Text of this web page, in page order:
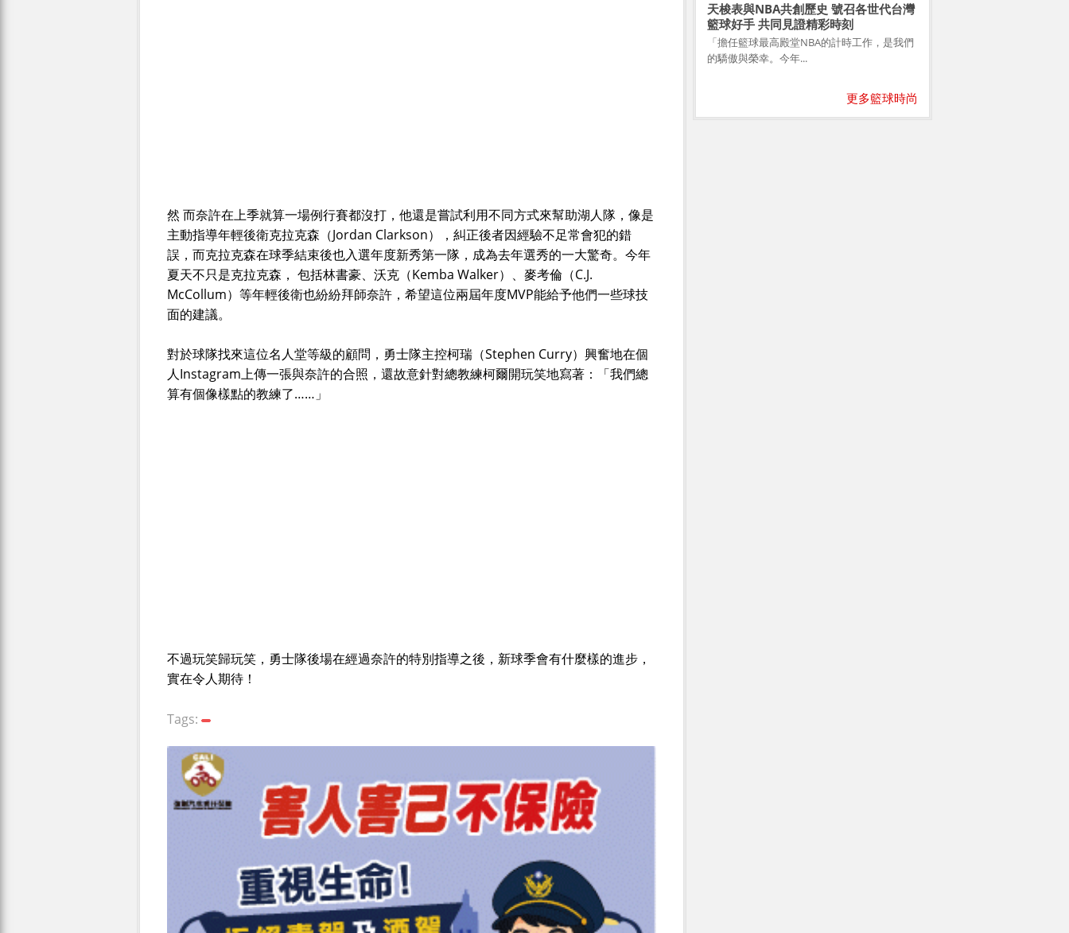
然 而奈許在上季就算一場例行賽都沒打，他還是嘗試利用不同方式來幫助湖人隊，像是
主動指導年輕後衛克拉克森（Jordan Clarkson），糾正後者因經驗不足常會犯的錯
誤，而克拉克森在球季結束後也入選年度新秀第一隊，成為去年選秀的一大驚奇。今年
夏天不只是克拉克森， 包括林書豪、沃克（Kemba Walker）、麥考倫（C.J.
McCollum）等年輕後衛也紛紛拜師奈許，希望這位兩屆年度MVP能給予他們一些球技
面的建議。
對於球隊找來這位名人堂等級的顧問，勇士隊主控柯瑞（Stephen Curry）興奮地在個
人Instagram上傳一張與奈許的合照，還故意針對總教練柯爾開玩笑地寫著：「我們總
算有個像樣點的教練了……」
不過玩笑歸玩笑，勇士隊後場在經過奈許的特別指導之後，新球季會有什麼樣的進步，
實在令人期待！
Tags:
天梭表與NBA共創歷史 號召各世代台灣
籃球好手 共同見證精彩時刻
「擔任籃球最高殿堂NBA的計時工作，是我們
的驕傲與榮幸。今年...
更多籃球時尚